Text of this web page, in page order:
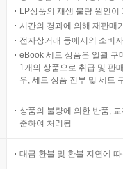
LP상품의 재생 불량 원인
시간의 경과에 의해 재판매
전자상거래 등에서의 소비
eBook 세트 상품은 일괄 구
1개의 상품으로 취급 및 판
우, 세트 상품 전부 및 세트
상품의 불량에 의한 반품,
준하여 처리됨
대금 환불 및 환불 지연에